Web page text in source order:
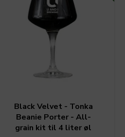
Black Velvet - Tonka
Beanie Porter - All-
grain kit til 4 liter øl